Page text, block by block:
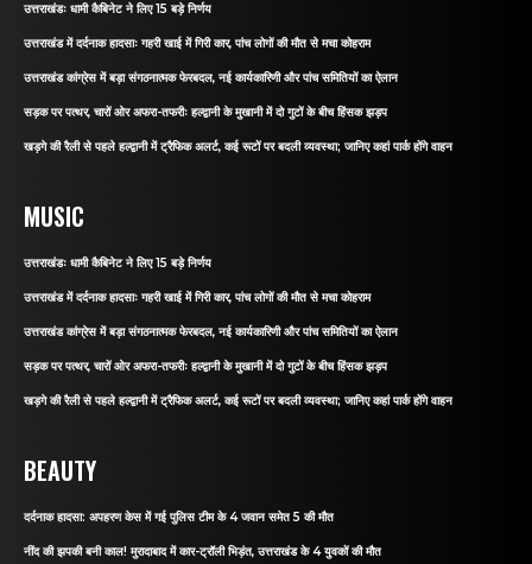
उत्तराखंडः धामी कैबिनेट ने लिए 15 बड़े निर्णय
उत्तराखंड में दर्दनाक हादसाः गहरी खाई में गिरी कार, पांच लोगों की मौत से मचा कोहराम
उत्तराखंड कांग्रेस में बड़ा संगठनात्मक फेरबदल, नई कार्यकारिणी और पांच समितियों का ऐलान
सड़क पर पत्थर, चारों ओर अफरा-तफरीः हल्द्वानी के मुखानी में दो गुटों के बीच हिंसक झड़प
खड़गे की रैली से पहले हल्द्वानी में ट्रैफिक अलर्ट, कई रूटों पर बदली व्यवस्था; जानिए कहां पार्क होंगे वाहन
MUSIC
उत्तराखंडः धामी कैबिनेट ने लिए 15 बड़े निर्णय
उत्तराखंड में दर्दनाक हादसाः गहरी खाई में गिरी कार, पांच लोगों की मौत से मचा कोहराम
उत्तराखंड कांग्रेस में बड़ा संगठनात्मक फेरबदल, नई कार्यकारिणी और पांच समितियों का ऐलान
सड़क पर पत्थर, चारों ओर अफरा-तफरीः हल्द्वानी के मुखानी में दो गुटों के बीच हिंसक झड़प
खड़गे की रैली से पहले हल्द्वानी में ट्रैफिक अलर्ट, कई रूटों पर बदली व्यवस्था; जानिए कहां पार्क होंगे वाहन
BEAUTY
दर्दनाक हादसा: अपहरण केस में गई पुलिस टीम के 4 जवान समेत 5 की मौत
नींद की झपकी बनी काल! मुरादाबाद में कार-ट्रॉली भिड़ंत, उत्तराखंड के 4 युवकों की मौत